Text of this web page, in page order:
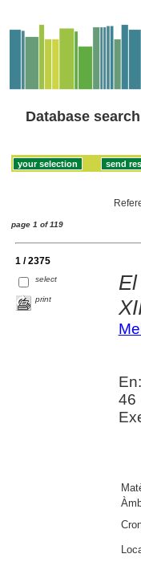
Database search
page 1 of 119
1 / 2375
select
print
En:
46